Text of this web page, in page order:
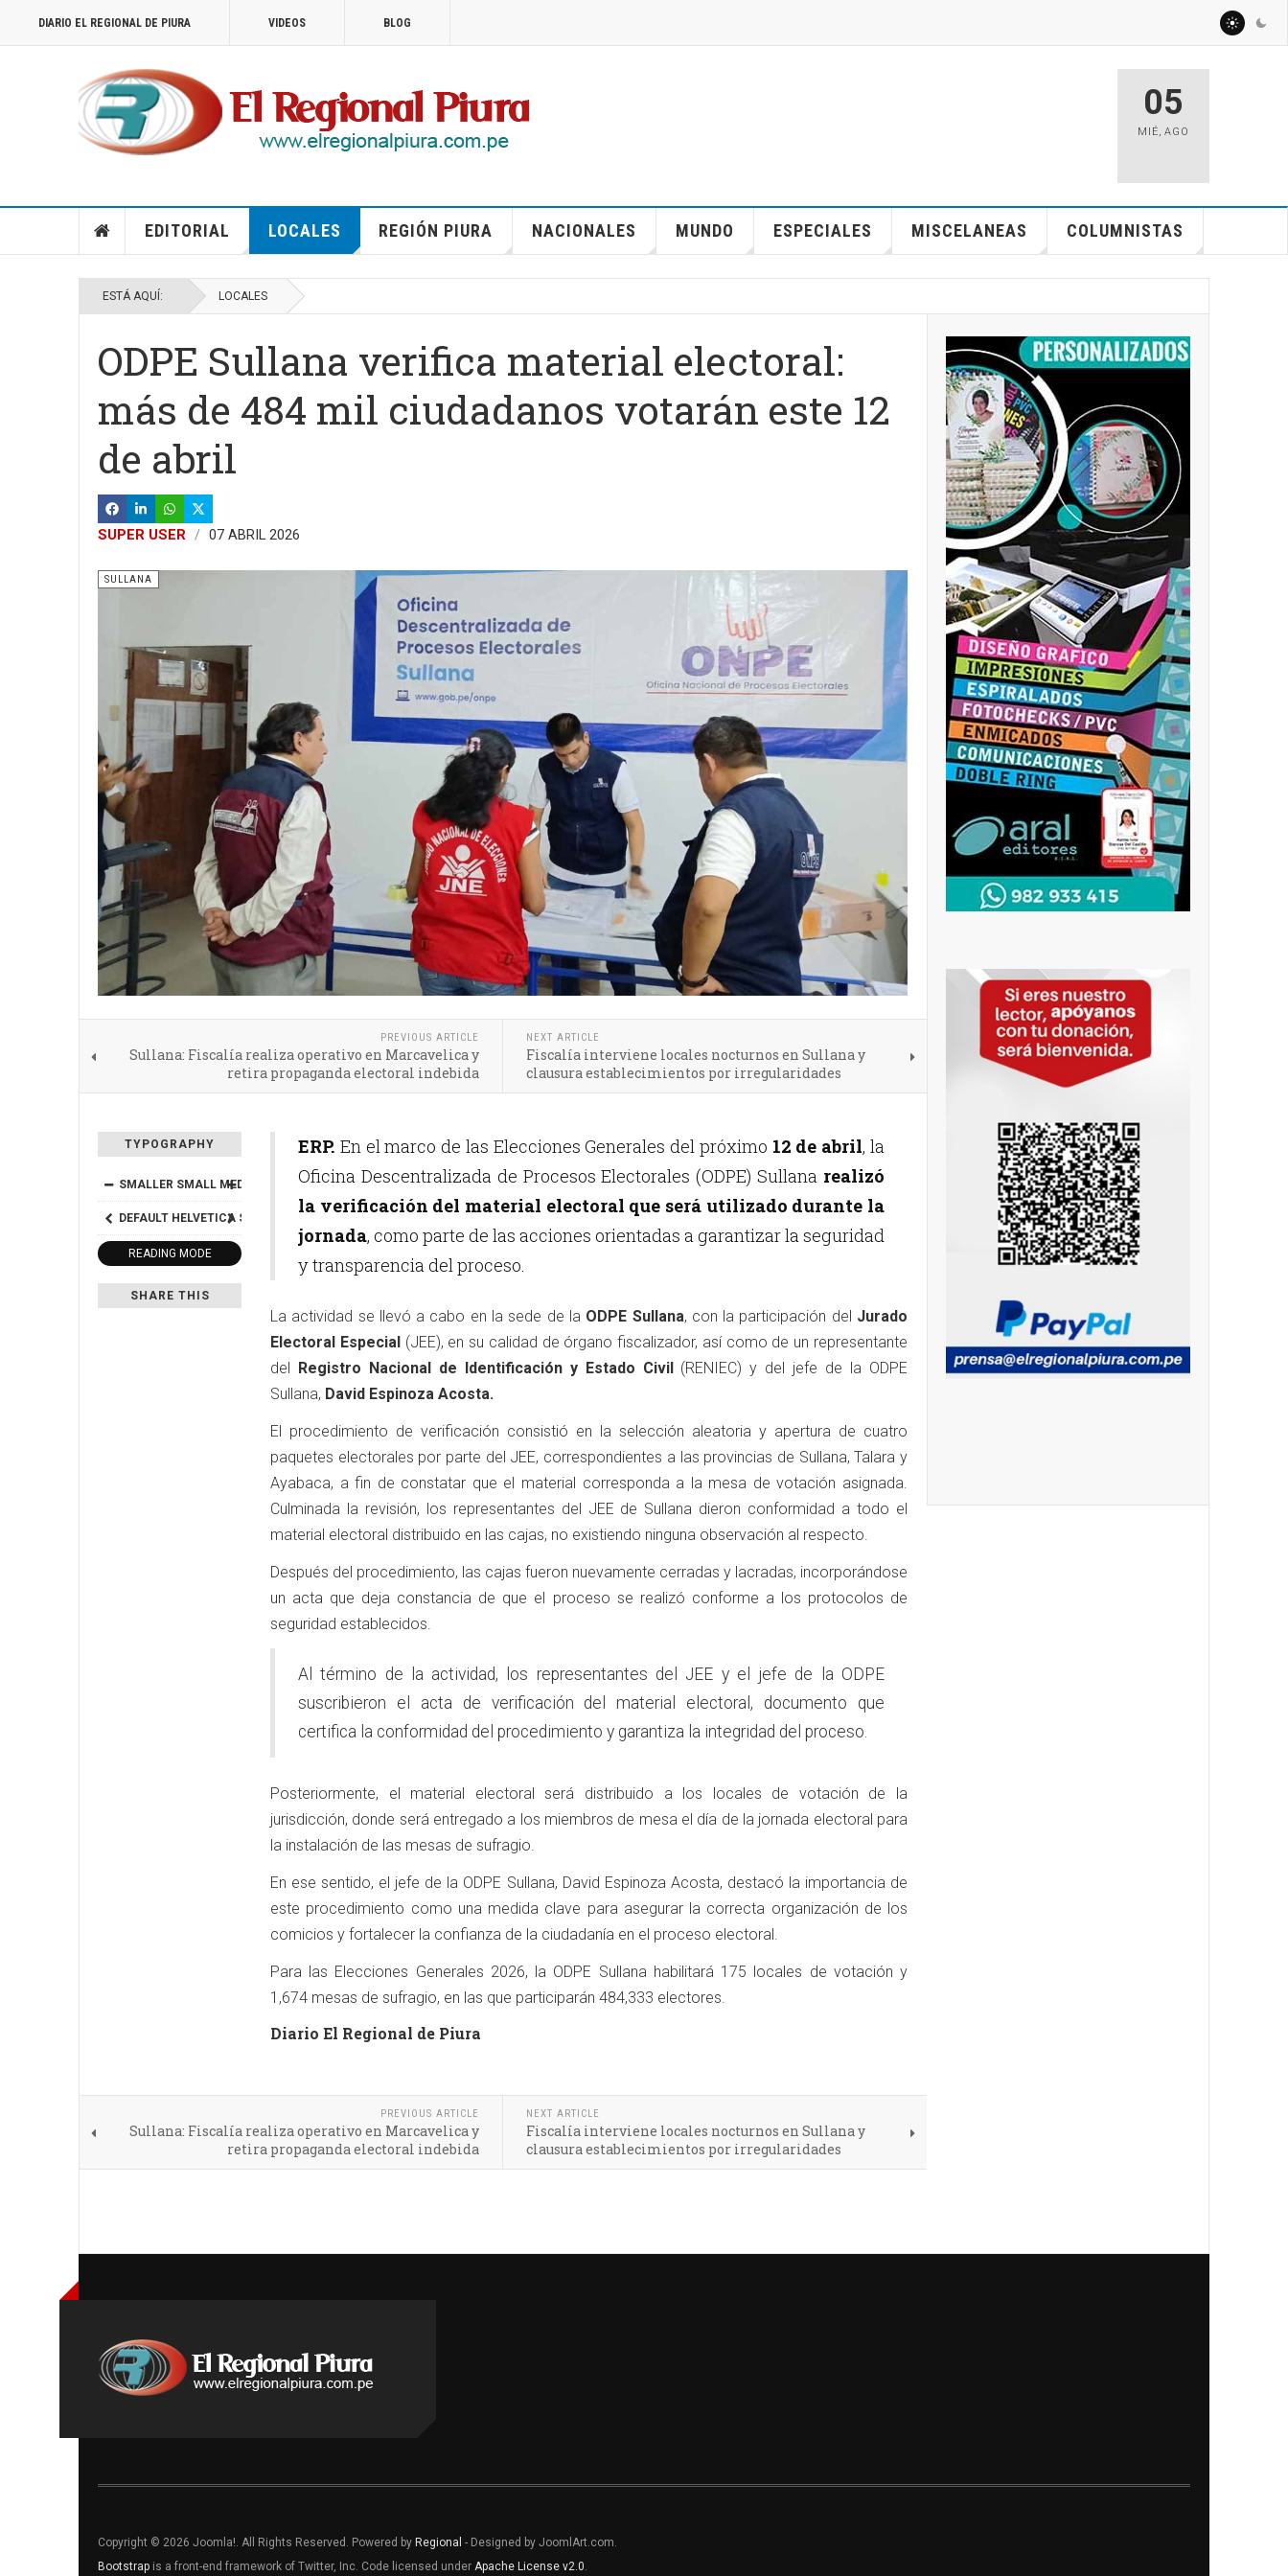
DIARIO EL REGIONAL DE PIURA VIDEOS BLOG
05
MIÉ, AGO
EDITORIAL LOCALES REGIÓN PIURA NACIONALES MUNDO ESPECIALES MISCELANEAS COLUMNISTAS
ESTÁ AQUÍ: LOCALES
ODPE Sullana verifica material electoral:
más de 484 mil ciudadanos votarán este 12
de abril
SUPER USER 07 ABRIL 2026
SULLANA
PREVIOUS ARTICLE
Sullana: Fiscalía realiza operativo en Marcavelica y
retira propaganda electoral indebida
NEXT ARTICLE
Fiscalía interviene locales nocturnos en Sullana y
clausura establecimientos por irregularidades
TYPOGRAPHY
SMALLER SMALL MEDIUM BIGGER
DEFAULT HELVETICA SEGOE
READING MODE
SHARE THIS
ERP. En el marco de las Elecciones Generales del próximo 12 de abril, la
Oficina Descentralizada de Procesos Electorales (ODPE) Sullana realizó
la verificación del material electoral que será utilizado durante la
jornada, como parte de las acciones orientadas a garantizar la seguridad
y transparencia del proceso.
La actividad se llevó a cabo en la sede de la ODPE Sullana, con la participación del Jurado
Electoral Especial(JEE), en su calidad de órgano fiscalizador, así como de un representante
del Registro Nacional de Identificación y Estado Civil(RENIEC) y del jefe de la ODPE
Sullana, David Espinoza Acosta.
El procedimiento de verificación consistió en la selección aleatoria y apertura de cuatro
paquetes electorales por parte del JEE, correspondientes a las provincias de Sullana, Talara y
Ayabaca, a fin de constatar que el material corresponda a la mesa de votación asignada.
Culminada la revisión, los representantes del JEE de Sullana dieron conformidad a todo el
material electoral distribuido en las cajas, no existiendo ninguna observación al respecto.
Después del procedimiento, las cajas fueron nuevamente cerradas y lacradas, incorporándose
un acta que deja constancia de que el proceso se realizó conforme a los protocolos de
seguridad establecidos.
Al término de la actividad, los representantes del JEE y el jefe de la ODPE
suscribieron el acta de verificación del material electoral, documento que
certifica la conformidad del procedimiento y garantiza la integridad del proceso.
Posteriormente, el material electoral será distribuido a los locales de votación de la
jurisdicción, donde será entregado a los miembros de mesa el día de la jornada electoral para
la instalación de las mesas de sufragio.
En ese sentido, el jefe de la ODPE Sullana, David Espinoza Acosta, destacó la importancia de
este procedimiento como una medida clave para asegurar la correcta organización de los
comicios y fortalecer la confianza de la ciudadanía en el proceso electoral.
Para las Elecciones Generales 2026, la ODPE Sullana habilitará 175 locales de votación y
1,674 mesas de sufragio, en las que participarán 484,333 electores.
Diario El Regional de Piura
PREVIOUS ARTICLE
Sullana: Fiscalía realiza operativo en Marcavelica y
retira propaganda electoral indebida
NEXT ARTICLE
Fiscalía interviene locales nocturnos en Sullana y
clausura establecimientos por irregularidades
Copyright © 2026 Joomla!. All Rights Reserved. Powered by Regional - Designed by JoomlArt.com.
Bootstrap is a front-end framework of Twitter, Inc. Code licensed under Apache License v2.0